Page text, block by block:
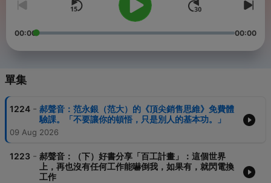
00:00 00:00
單集
1224 - 郝聲音：范永銀（范大）的《頂尖銷售思維》免費體
驗課。「不要讓你的頓悟，只是別人的基本功。」
09 Aug 2026
1223 - 郝聲音：（下）好書分享「百工計畫」：這個世界
上，再也沒有任何工作能嚇倒我，如果有，就閃電換
工作